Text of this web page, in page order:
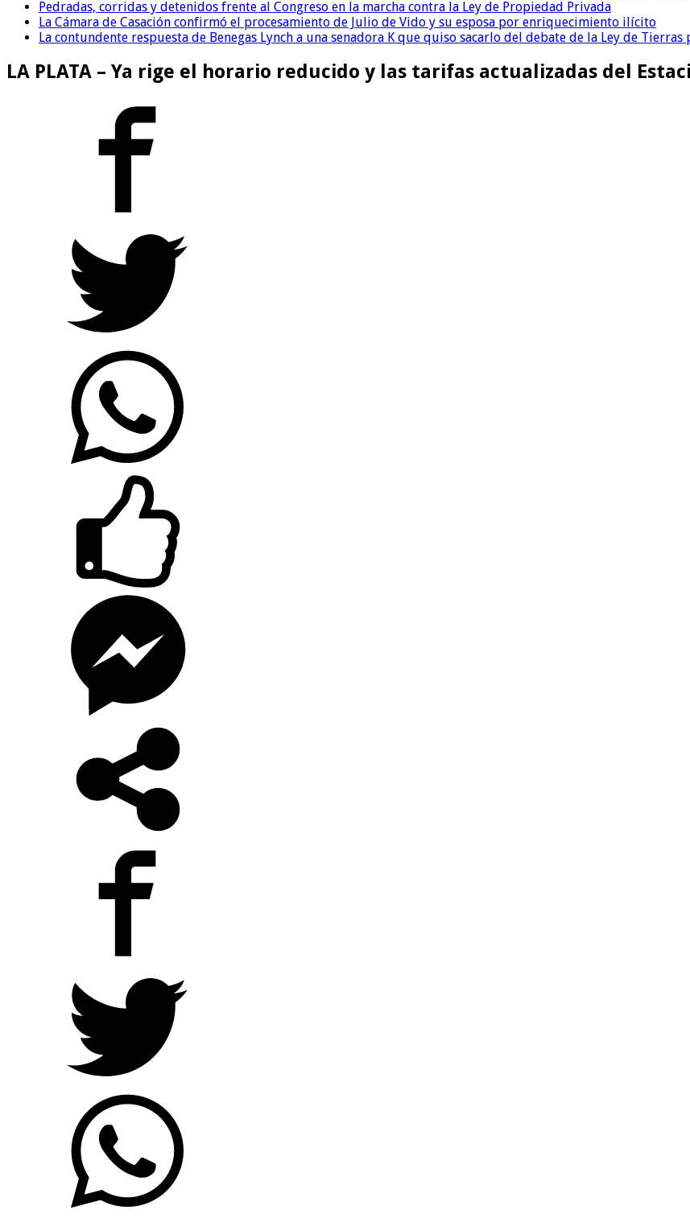
Pedradas, corridas y detenidos frente al Congreso en la marcha contra la Ley de Propiedad Privada
La Cámara de Casación confirmó el procesamiento de Julio de Vido y su esposa por enriquecimiento ilícito
La contundente respuesta de Benegas Lynch a una senadora K que quiso sacarlo del debate de la Ley de
LA PLATA – Ya rige el horario reducido y las tarifas actualizadas del